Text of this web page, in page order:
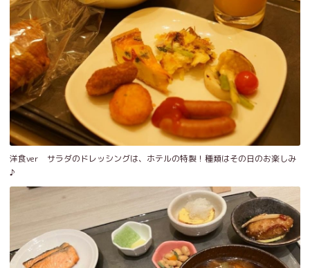
洋食ver サラダのドレッシングは、ホテルの特製！種類はその日のお楽しみ
♪